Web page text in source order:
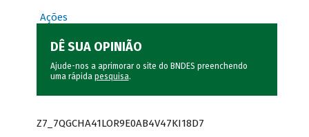
Ações
DÊ SUA OPINIÃO
Ajude-nos a aprimorar o site do BNDES preenchendo
uma rápida pesquisa.
Z7_7QGCHA41LOR9E0AB4V47KI18D7